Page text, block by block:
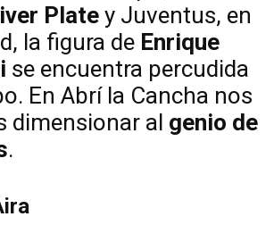
Platey Juventus, en
la figura de Enrique
se encuentra percudida
En Abrí la Cancha nos
dimensionar al genio de
.